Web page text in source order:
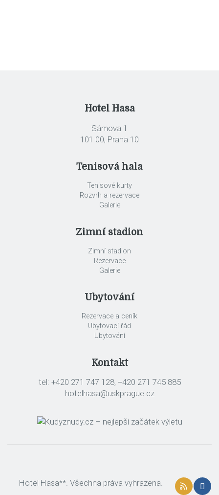
Hotel Hasa
Sámova 1
101 00, Praha 10
Tenisová hala
Tenisové kurty
Rozvrh a rezervace
Galerie
Zimní stadion
Zimní stadion
Rezervace
Galerie
Ubytování
Rezervace a ceník
Ubytovací řád
Ubytování
Kontakt
tel: +420 271 747 128, +420 271 745 885
hotelhasa@uskprague.cz
Hotel Hasa**. Všechna práva vyhrazena.